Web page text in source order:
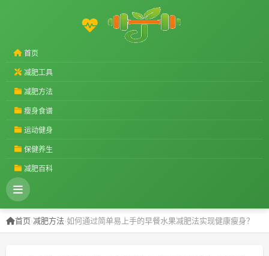
首页
减肥工具
减肥方法
瘦身食谱
运动健身
保健养生
减肥百科
首页›减肥方法›如何通过简单易上手的早餐水果减肥法实现健康瘦身？